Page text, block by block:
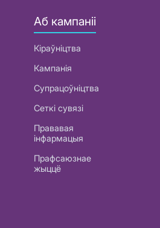
Аб кампаніі
Кіраўніцтва
Кампанія
Супрацоўніцтва
Сеткі сувязі
Прававая
інфармацыя
Прафсаюзнае
жыццё